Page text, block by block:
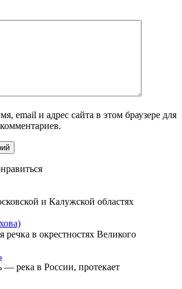
email и адрес сайта в этом браузере для
и Калужской областях
в окрестностях Великого
река в России, протекает